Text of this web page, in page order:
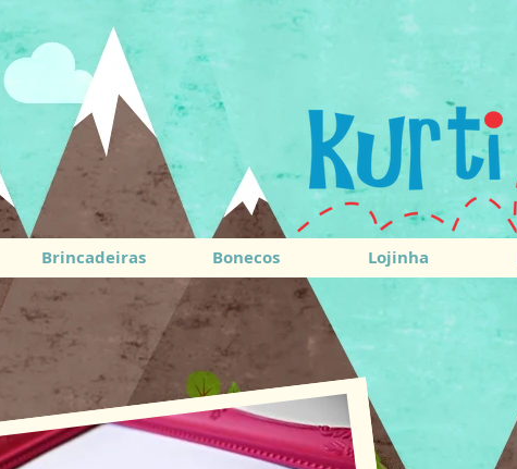
Brincadeiras Bonecos Lojinha